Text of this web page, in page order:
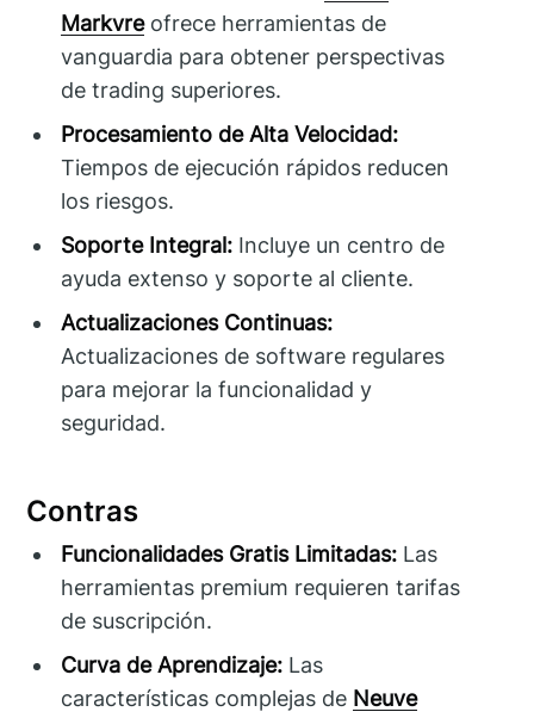
Markvreofrece herramientas de
vanguardia para obtener perspectivas
de trading superiores.
Procesamiento de Alta Velocidad:
Tiempos de ejecución rápidos reducen
los riesgos.
Soporte Integral: Incluye un centro de
ayuda extenso y soporte al cliente.
Actualizaciones Continuas:
Actualizaciones de software regulares
para mejorar la funcionalidad y
seguridad.
Contras
Funcionalidades Gratis Limitadas: Las
herramientas premium requieren tarifas
de suscripción.
Curva de Aprendizaje: Las
características complejas de Neuve